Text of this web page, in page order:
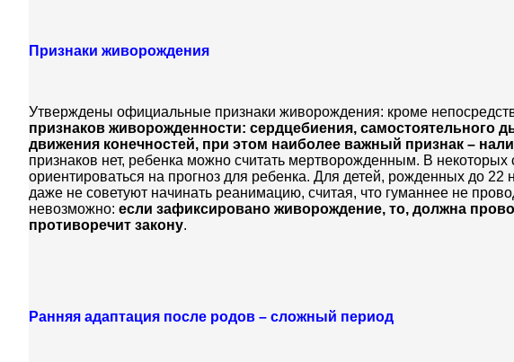
Признаки живорождения
Утверждены официальные признаки живорождения: кроме
признаков живорожденности: сердцебиения, самостоятельного
движения конечностей, при этом наиболее важный признак –
признаков нет, ребенка можно считать мертворожденным. В
ориентироваться на прогноз для ребенка. Для детей, рожденных до 22
даже не советуют начинать реанимацию, считая, что гуманнее не
невозможно: если зафиксировано живорождение, то, должна
противоречит закону.
Ранняя адаптация после родов – сложный период